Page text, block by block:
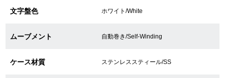
店舗受け取りサービス
文字盤色 ホワイト/White
ムーブメント 自動巻き/Self-Winding
ケース材質 ステンレススティール/SS